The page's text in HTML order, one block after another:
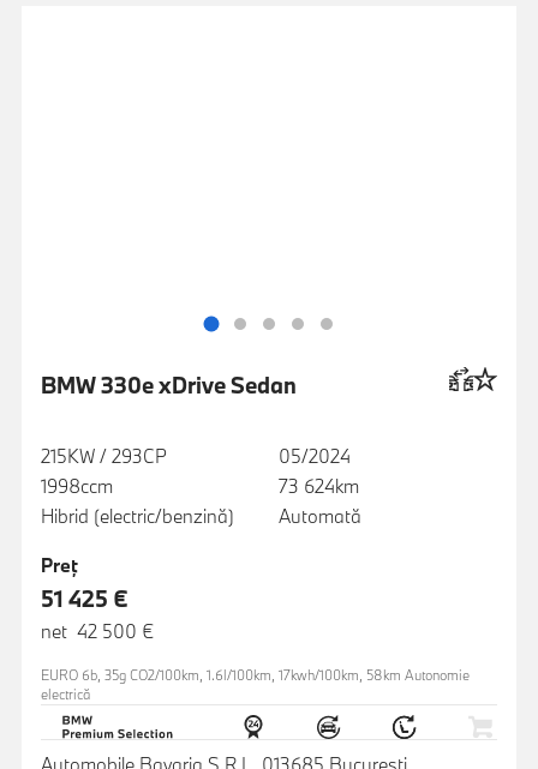
BMW 330e xDrive Sedan
215KW / 293CP
1998ccm
Hibrid (electric/benzină)
05/2024
73 624km
Automată
Preţ
51 425 €
net 42 500 €
EURO 6b, 35g CO2/100km, 1.6l/100km, 17kwh/100km, 58km Autonomie
electrică
Automobile Bavaria S.R.L, 013685 Bucuresti